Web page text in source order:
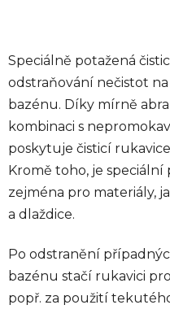
Speciálně potažená
odstraňování nečistot
bazénu. Díky mírně
kombinaci s
poskytuje čisticí
Kromě toho, je
zejména pro materiály,
a dlaždice.
Po odstranění
bazénu stačí rukavici
popř. za použití